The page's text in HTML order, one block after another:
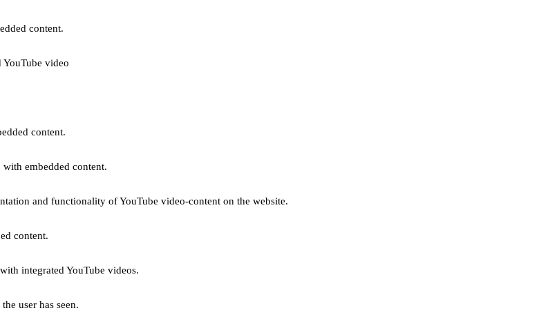
content.
YouTube video
content.
with embedded content.
and functionality of YouTube video-content on the website.
content.
integrated YouTube videos.
user has seen.